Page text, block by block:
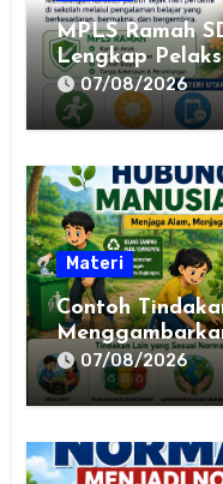
MPLS Ramah
Lengkap
Lingkungan
Nyaman, dan
07/08/2026
Materi
Contoh
Manusia
07/08/2026